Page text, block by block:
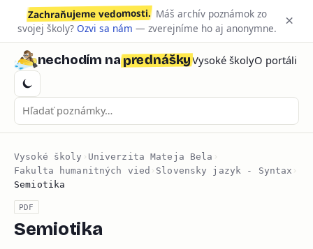
Zachraňujeme vedomosti. Máš archív poznámok zo
svojej školy? Ozvi sa nám — zverejníme ho aj anonymne. ×
nechodím naprednáškyVysoké školyO portáli
Vysoké školy › Univerzita Mateja Bela ›
Fakulta humanitných vied › Slovensky jazyk - Syntax ›
Semiotika
PDF
Semiotika